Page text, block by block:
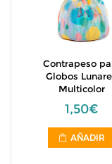
Contrapeso
Globos
Multicolor
1,50€
AÑADIR